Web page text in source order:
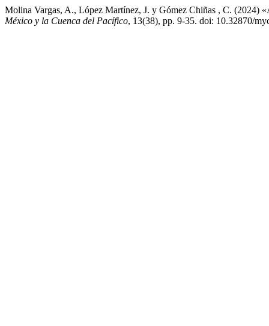
Molina Vargas, A., López Martínez, J. y Gómez Chiñas , C. (2024)
México y la Cuenca del Pacífico, 13(38), pp. 9-35. doi: 10.32870/